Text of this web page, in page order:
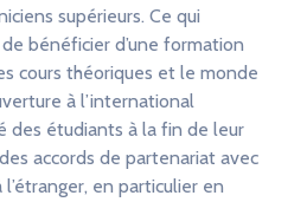
supérieurs. Ce qui
bénéficier d’une formation
cours théoriques et le monde
à l’international
des étudiants à la fin de leur
accords de partenariat avec
en particulier en